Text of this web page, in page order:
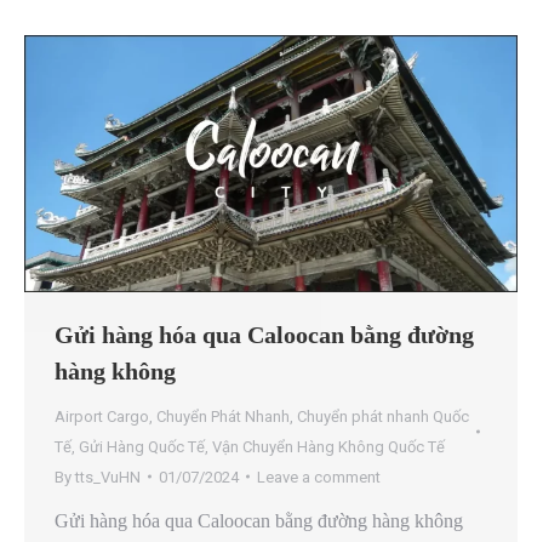
Gửi hàng hóa qua Caloocan bằng đường
hàng không
Airport Cargo Chuyển Phát Nhanh Chuyển phát nhanh Quốc
Tế Gửi Hàng Quốc Tế Vận Chuyển Hàng Không Quốc Tế
Bytts_VuHN 01/07/2024 Leave a comment
Gửi hàng hóa qua Caloocan bằng đường hàng không